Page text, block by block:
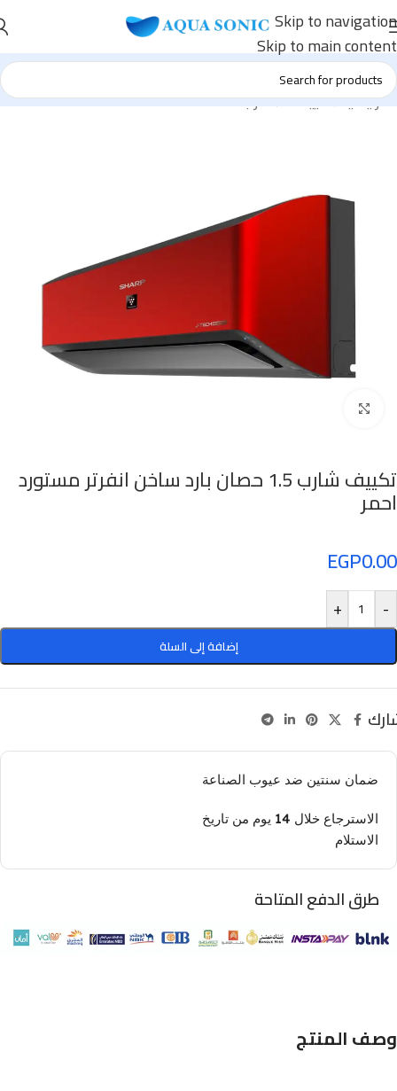
Skip to navigation
Skip to main content
الرئيسية/تكييفات/شارب
تكييف شارب 1.5 حصان بارد ساخن انفرتر مستورد
احمر
EGP0.00
-
+
إضافة إلى السلة
ضمان سنتين ضد عيوب الصناعة
الاسترجاع خلال 14 يوم من تاريخ
الاستلام
طرق الدفع المتاحة
وصف المنتج